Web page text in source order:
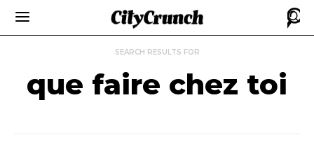
SEARCH RESULTS FOR
que faire chez toi